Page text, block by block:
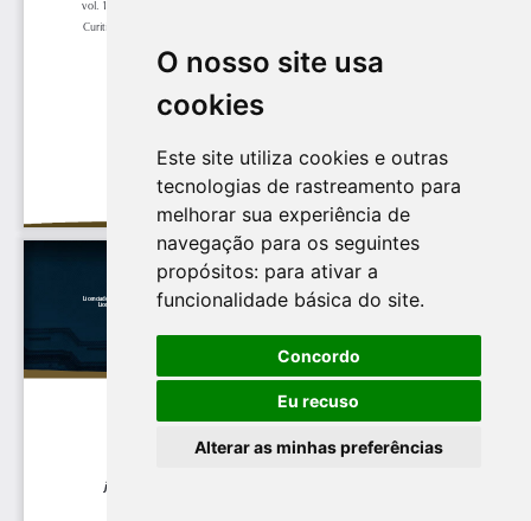
O nosso site usa
cookies
Este site utiliza cookies e outras
tecnologias de rastreamento para
melhorar sua experiência de
navegação para os seguintes
propósitos: para ativar a
funcionalidade básica do site.
Concordo
Eu recuso
Alterar as minhas preferências